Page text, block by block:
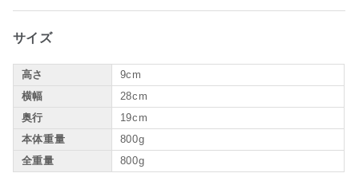
サイズ
高さ
9cm
横幅
28cm
奥行
19cm
本体重量
800g
全重量
800g